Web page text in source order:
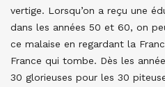
vertige. Lorsqu’on a reçu une
dans les années 50 et 60, on
ce malaise en regardant la
France qui tombe. Dès les
30 glorieuses pour les 30